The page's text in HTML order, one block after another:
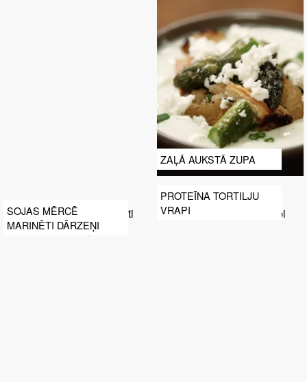
ZAĻĀ AUKSTĀ ZUPA
SOJAS MĒRCĒ
MARINĒTI DĀRZEŅI
PROTEĪNA TORTILJU
VRAPI